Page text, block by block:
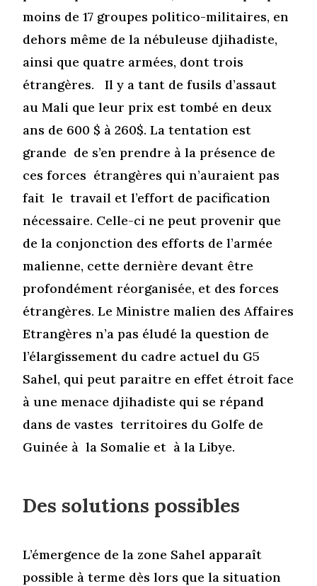
moins de 17 groupes politico-militaires, en
dehors même de la nébuleuse djihadiste,
ainsi que quatre armées, dont trois
étrangères. Il y a tant de fusils d’assaut
au Mali que leur prix est tombé en deux
ans de 600 $ à 260$. La tentation est
grande de s’en prendre à la présence de
ces forces étrangères qui n’auraient pas
fait le travail et l’effort de pacification
nécessaire. Celle-ci ne peut provenir que
de la conjonction des efforts de l’armée
malienne, cette dernière devant être
profondément réorganisée, et des forces
étrangères. Le Ministre malien des Affaires
Etrangères n’a pas éludé la question de
l’élargissement du cadre actuel du G5
Sahel, qui peut paraitre en effet étroit face
à une menace djihadiste qui se répand
dans de vastes territoires du Golfe de
Guinée à la Somalie et à la Libye.
Des solutions possibles
L’émergence de la zone Sahel apparaît
possible à terme dès lors que la situation